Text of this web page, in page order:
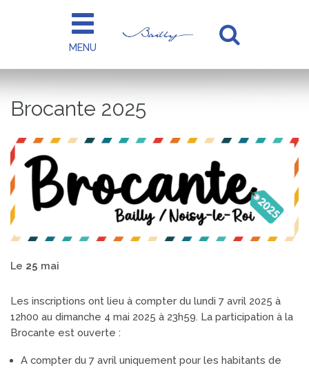
MENU
à
Brocante 2025
Le 25 mai
Les inscriptions ont lieu à compter du lundi 7 avril 2025 à
12h00 au dimanche 4 mai 2025 à 23h59. La participation à la
Brocante est ouverte :
A compter du 7 avril uniquement pour les habitants de